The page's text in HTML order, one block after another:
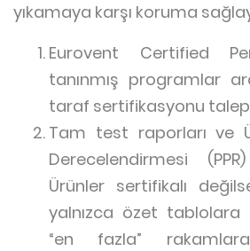
yıkamaya karşı koruma
Eurovent Certified
tanınmış programlar
taraf sertifikasyonu
Tam test raporları ve
Derecelendirmesi
Ürünler sertifikalı
yalnızca özet tablolara
“en fazla”